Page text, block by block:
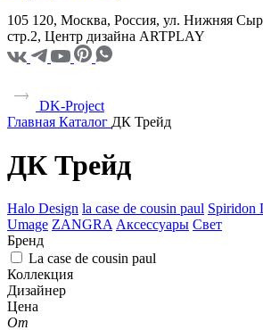
105 120, Москва, Россия, ул. Нижняя
стр.2, Центр дизайна ARTPLAY
DK-Project
Главная Каталог ДК Трейд
ДК Трейд
Halo Design la case de cousin paul Spiridon
Umage ZANGRA Аксессуары Свет
Бренд
La case de cousin paul
Коллекция
Дизайнер
Цена
От